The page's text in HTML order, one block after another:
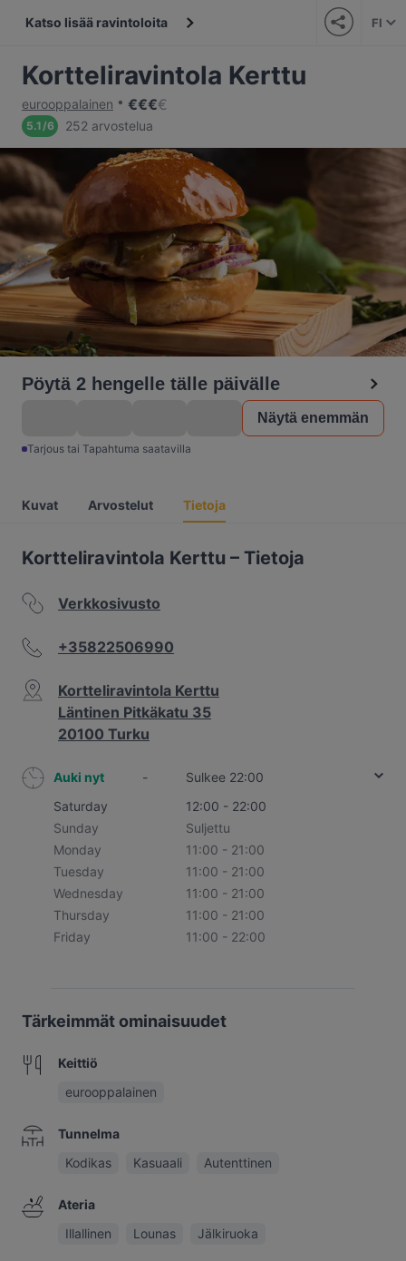
Katso lisää ravintoloita FI
Kortteliravintola Kerttu
eurooppalainen €€€€
5.1/6 252 arvostelua
Pöytä 2 hengelle tälle päivälle
Näytä enemmän
Tarjous tai Tapahtuma saatavilla
Kuvat Arvostelut Tietoja
Kortteliravintola Kerttu – Tietoja
Verkkosivusto
+35822506990
Kortteliravintola Kerttu
Läntinen Pitkäkatu 35
20100 Turku
Auki nyt -
Sulkee 22:00
Saturday
12:00 - 22:00
Sunday
Suljettu
Monday
11:00 - 21:00
Tuesday
11:00 - 21:00
Wednesday
11:00 - 21:00
Thursday
11:00 - 21:00
Friday
11:00 - 22:00
Tärkeimmät ominaisuudet
Keittiö
eurooppalainen
Tunnelma
Kodikas
Kasuaali Autenttinen
Ateria
Illallinen
Lounas Jälkiruoka